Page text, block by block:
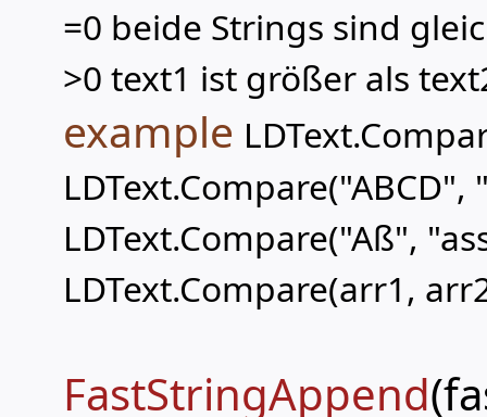
=0 beide Strings sind
>0 text1 ist größer als
example
LDText.Compare("ABCD",
LDText.Compare("Aß",
LDText.Compare(arr1,
FastStringAppend